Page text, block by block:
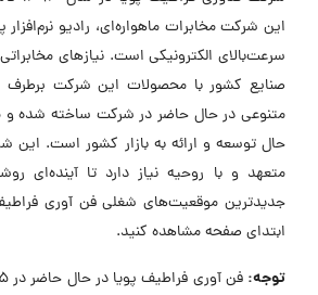
این شرکت مخابرات ماهواره‌ای، رادیو نرم‌افزار
سرعت‌بالای الکترونیکی است. نیازهای
صنایع کشور با محصولات این شرکت
متنوعی در حال حاضر در شرکت ساخته شده و
حال توسعه و ارائه به بازار کشور است. این
متعهد و با روحیه نیاز دارد تا آینده‌ای
جدیدترین موقعیت‌های شغلی فن آوری
ابتدای صفحه مشاهده کنید.
توجه: